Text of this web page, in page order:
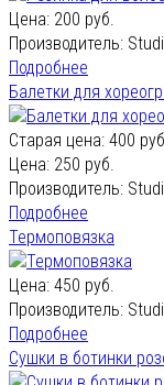
Цена: 200 руб.
Производитель:
Подробнее
Балетки для
Старая цена: 400
Цена: 250 руб.
Производитель:
Подробнее
Термоповязка
Цена: 450 руб.
Производитель:
Подробнее
Сушки в ботинки